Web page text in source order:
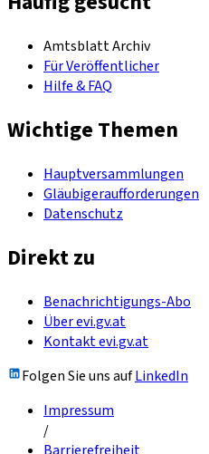
Amtsblatt Archiv
Für Veröffentlicher
Hilfe & FAQ
Wichtige Themen
Hauptversammlungen
Gläubigeraufforderungen
Datenschutz
Direkt zu
Benachrichtigungs-Abo
Über evi.gv.at
Kontakt evi.gv.at
Folgen Sie uns aufLinkedIn
Impressum
/